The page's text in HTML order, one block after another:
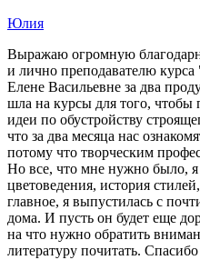
Юлия
Выражаю огромную
и лично преподавателю
Елене Васильевне за два
шла на курсы для того, чтобы
идеи по обустройству
что за два месяца нас
потому что творческим
Но все, что мне нужно было,
цветоведения, история
главное, я выпустилась с
дома. И пусть он будет еще
на что нужно обратить
литературу почитать.